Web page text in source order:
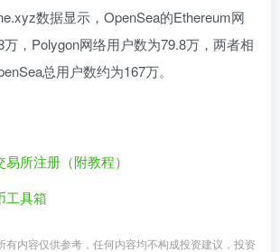
数据显示，OpenSea的Ethereum网
，Polygon网络用户数为79.8万，两者相
总用户数约为167万。
所注册（附教程）
工具箱
有内容仅供参考，任何内容均不构成投资建议，投资